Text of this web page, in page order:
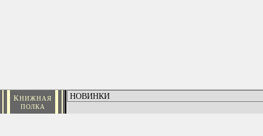
КНИЖНАЯ
ПОЛКА